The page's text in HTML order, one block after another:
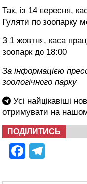
Так, із 14 вересня,
Гуляти по зоопарку
З 1 жовтня, каса
зоопарк до 18:00
За інформацією
зоологічного парку
Усі найцікавіші
отримувати на
ПОДІЛИТИСЬ
Facebook